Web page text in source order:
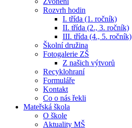
Rozvrh hodin
I. třída (1. ročník)
II. třída (2., 3. ročník)
III. třída (4., 5. ročník)
Školní družina
Fotogalerie ZŠ
Z našich výtvorů
Recyklohraní
Formuláře
Kontakt
Co o nás řekli
Mateřská škola
O škole
Aktuality MŠ